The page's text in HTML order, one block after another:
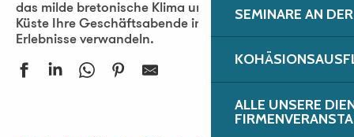
SEMINARE AN
ALLE UNSERE
das milde bretonische Klima und der Zauber der
Küste Ihre Geschäftsabende in unvergessliche
Erlebnisse verwandeln.
Soirée cinéma immersive | Hundreds of Beavers - Léguer en